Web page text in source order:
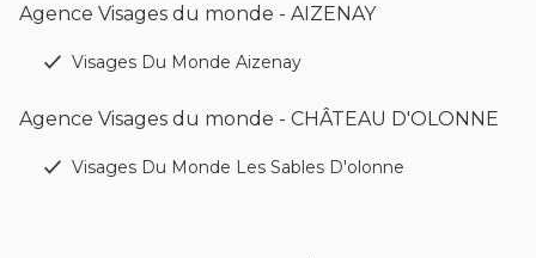
Agence Visages du monde - AIZENAY
Visages Du Monde Aizenay
Agence Visages du monde - CHÂTEAU D'OLONNE
Visages Du Monde Les Sables D'olonne